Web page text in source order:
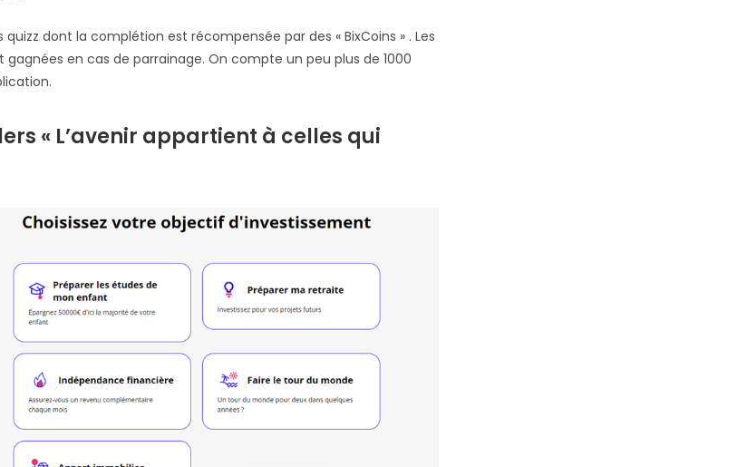
dont la complétion est récompensée par des « BixCoins » . Les
gagnées en cas de parrainage. On compte un peu plus de 1000
« L’avenir appartient à celles qui